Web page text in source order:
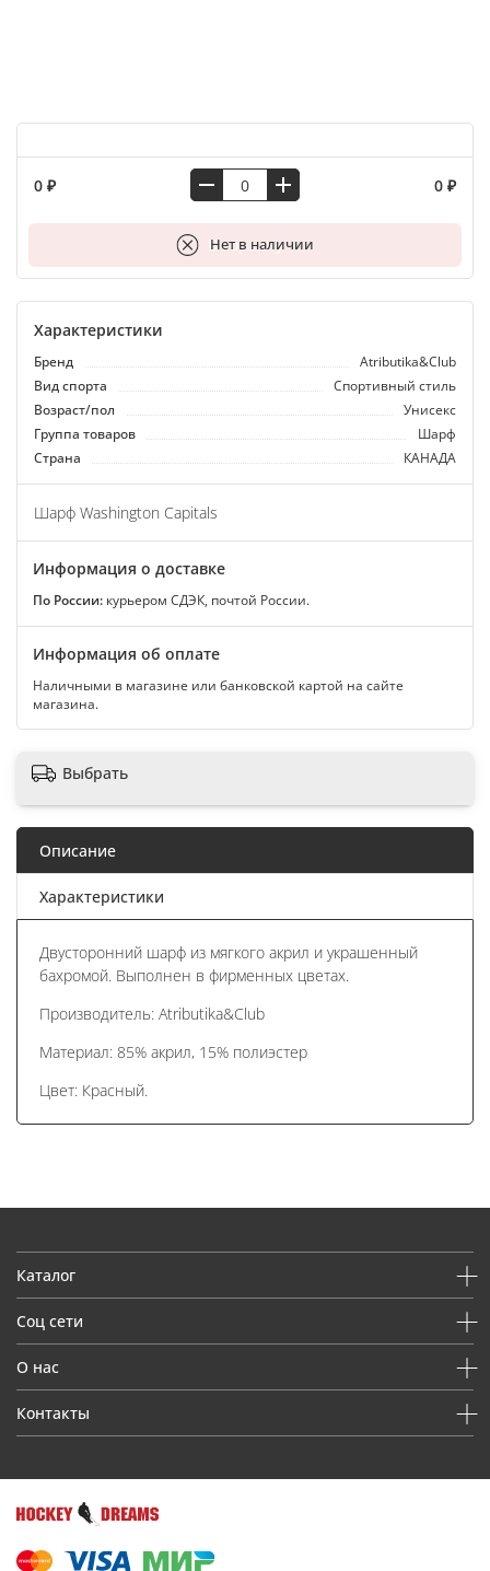
0 ₽ 0 ₽
Нет в наличии
В корзину
Характеристики
Бренд
Atributika&Club
Вид спорта
Спортивный стиль
Возраст/пол
Унисекс
Группа товаров
Шарф
Страна
КАНАДА
Шарф Washington Capitals
Информация о доставке
По России: курьером СДЭК, почтой России.
Информация об оплате
Наличными в магазине или банковской картой на сайте
магазина.
Выбрать
Описание
Характеристики
Двусторонний шарф из мягкого акрил и украшенный
бахромой. Выполнен в фирменных цветах.
Производитель: Atributika&Club
Материал: 85% акрил, 15% полиэстер
Цвет: Красный.
Каталог
Соц сети
О нас
Контакты